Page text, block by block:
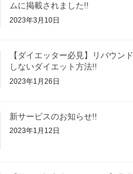
ムに掲載されました!!
2023年3月10日
【ダイエッター必見】リバウンド
しないダイエット方法!!
2023年1月26日
新サービスのお知らせ!!
2023年1月12日